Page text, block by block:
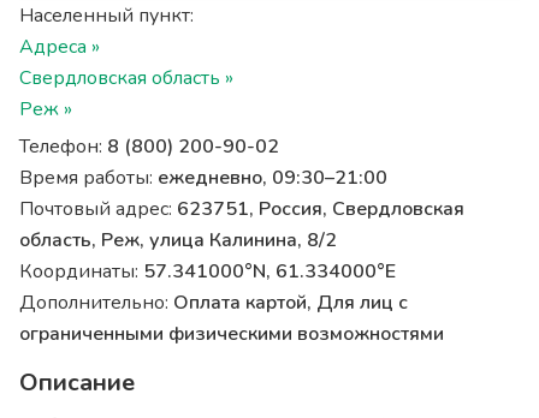
Населенный пункт:
Адреса »
Свердловская область »
Реж »
Телефон: 8 (800) 200-90-02
Время работы: ежедневно, 09:30–21:00
Почтовый адрес: 623751, Россия, Свердловская
область, Реж, улица Калинина, 8/2
Координаты: 57.341000°N, 61.334000°E
Дополнительно: Оплата картой, Для лиц с
ограниченными физическими возможностями
Описание